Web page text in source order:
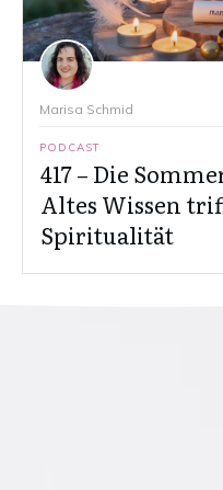
Marisa Schmid
PODCAST
417 – Die
Altes Wissen
Spiritualität